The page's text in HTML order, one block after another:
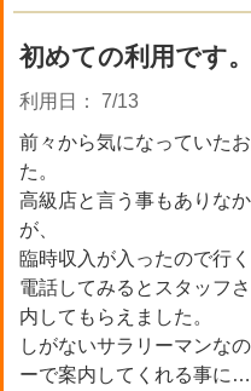
初めての利用です。
利用日： 7/13
前々から気になっていた
た。
高級店と言う事もありな
が、
臨時収入が入ったので行
電話してみるとスタッフ
内してもらえました。
しがないサラリーマンな
ーで案内してくれる事に…